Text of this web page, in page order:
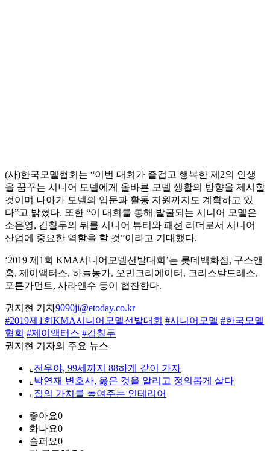
(사)한국모델협회는 “이번 대회가 즐겁고 행복한 제2의 인생
을 꿈꾸는 시니어 모델에게 올바른 모델 생활의 방향을 제시할
것이며 나아가 모델의 입문과 활동 지원까지도 계획하고 있
다”고 밝혔다. 또한 “이 대회를 통해 발굴되는 시니어 모델은
소은영, 김칠두의 뒤를 시니어 뷰티와 패션 리더로서 시니어
산업에 중요한 역할을 할 것”이라고 기대했다.
‘2019 제1회 KMA시니어모델선발대회’는 롯데백화점, 구스앤
홈, 제이액터스, 하늘농가, 오민크리에이터, 크리스탈드레스,
포튼가먼트, 사라앤수 등이 협찬한다.
권지현 기자9090ji@etoday.co.kr
#2019제1회KMA시니어모델선발대회 #시니어모델 #한국모델
협회 #제이액터스 #김칠두
권지현 기자의 주요 뉴스
⌞ 전우야, 99세까지 88하게 같이 가자
⌞ 박연재 변호사, 옳은 것을 알리고 정의롭게 살다
⌞ 집의 가치를 높여주는 인테리어
좋아요0
화나요0
슬퍼요0